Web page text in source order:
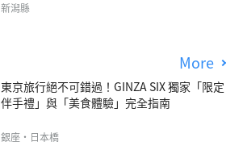
新潟縣
More
東京旅行絕不可錯過！GINZA SIX 獨家「限定
伴手禮」與「美食體驗」完全指南
銀座・日本橋